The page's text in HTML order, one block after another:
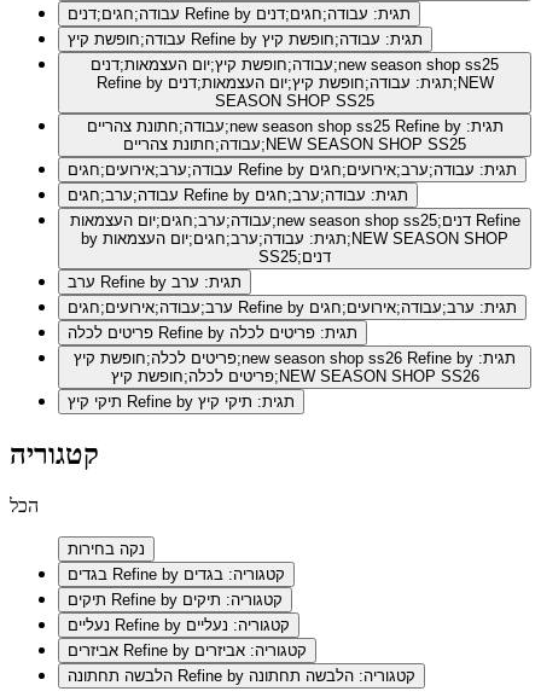
Refine by תגית: עבודה;חגים;דנים
Refine by תגית: עבודה;חופשת קיץ
עבודה;חופשת קיץ;יום העצמאות;דנים;new season shop ss25
Refine by תגית: עבודה;חופשת קיץ;יום העצמאות;דנים;NEW
SEASON SHOP SS25
עבודה;חתונת צהריים;new season shop ss25 Refine by תגית:
עבודה;חתונת צהריים;NEW SEASON SHOP SS25
Refine by תגית: עבודה;ערב;אירועים;חגים
Refine by תגית: עבודה;ערב;חגים
עבודה;ערב;חגים;יום העצמאות;new season shop ss25;דנים Refine
by תגית: עבודה;ערב;חגים;יום העצמאות;NEW SEASON SHOP
SS25;דנים
Refine by תגית: ערב
Refine by תגית: ערב;עבודה;אירועים;חגים
Refine by תגית: פריטים לכלה
פריטים לכלה;חופשת קיץ;new season shop ss26 Refine by תגית:
פריטים לכלה;חופשת קיץ;NEW SEASON SHOP SS26
Refine by תגית: תיקי קיץ
קטגוריה
הכל
נקה בחירות
Refine by קטגוריה: בגדים
Refine by קטגוריה: תיקים
Refine by קטגוריה: נעליים
Refine by קטגוריה: אביזרים
Refine by קטגוריה: הלבשה תחתונה